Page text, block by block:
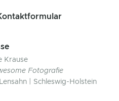
Krause
Fotografie
| Schleswig-Holstein